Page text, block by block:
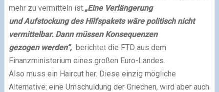
mehr zu vermitteln ist. „Eine Verlängerung
undAufstockung des Hilfspakets wäre politisch nicht
vermittelbar. Dann müssen Konsequenzen
gezogen werden“, berichtet die FTD aus dem
Finanzministerium eines großen Euro-Landes.
Also muss ein Haircut her. Diese einzig mögliche
Alternative: eine Umschuldung der Griechen, wird aber auch